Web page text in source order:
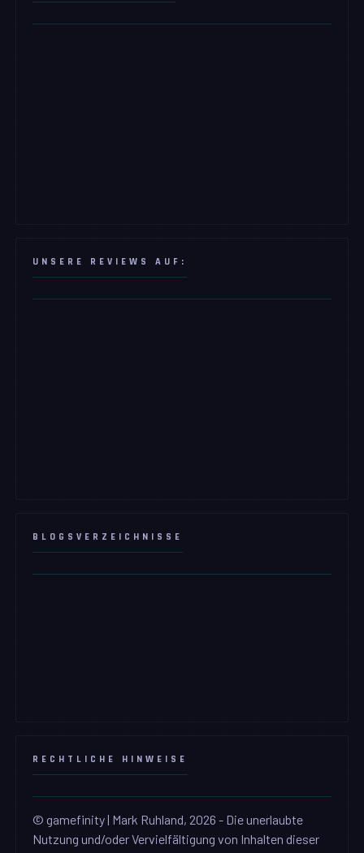
UNSERE REVIEWS AUF:
BLOGSVERZEICHNISSE
RECHTLICHE HINWEISE
© gamefinity | Mark Ruhland, 2026 - Die unerlaubte
Nutzung und/oder Vervielfältigung von Inhalten dieser